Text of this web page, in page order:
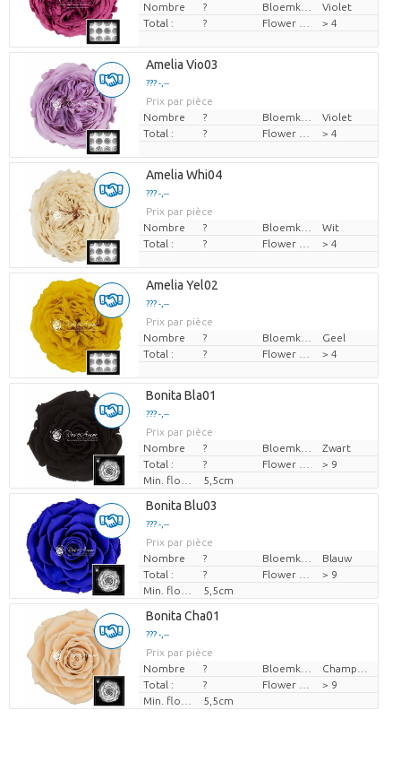
Nombre
?
Violet
Total :
? > 4
Amelia Vio03
??? -,--
Prix par pièce
Nombre
?
Violet
Total :
? > 4
Amelia Whi04
??? -,--
Prix par pièce
Nombre
?
Wit
Total :
? > 4
Amelia Yel02
??? -,--
Prix par pièce
Nombre
?
Geel
Total :
? > 4
Bonita Bla01
??? -,--
Prix par pièce
Nombre
?
Zwart
Total :
?
> 9
5,5cm
Bonita Blu03
??? -,--
Prix par pièce
Nombre
?
Blauw
Total :
?
> 9
5,5cm
Bonita Cha01
??? -,--
Prix par pièce
Nombre
?
Total :
?
> 9
5,5cm